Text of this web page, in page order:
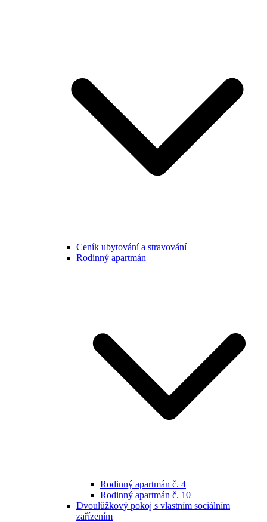
Ceník ubytování a stravování
Rodinný apartmán
Rodinný apartmán č. 4
Rodinný apartmán č. 10
Dvoulůžkový pokoj s vlastním sociálním
zařízením